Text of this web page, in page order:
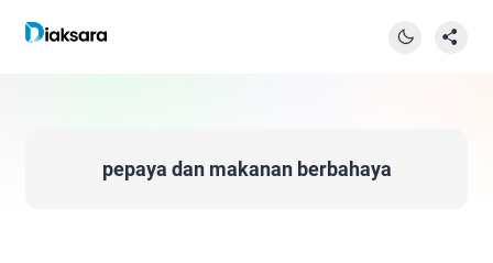
pepaya dan makanan berbahaya